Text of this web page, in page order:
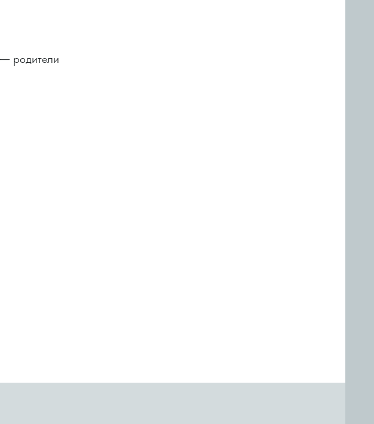
родители